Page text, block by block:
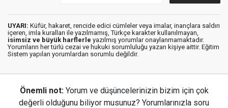
UYARI: Küfür, hakaret, rencide edici cümleler veya imalar, inançlara saldırı
içeren, imla kuralları ile yazılmamış, Türkçe karakter kullanılmayan,
isimsiz ve büyük harflerle yazılmış yorumlar onaylanmamaktadır.
Yorumların her türlü cezai ve hukuki sorumluluğu yazan kişiye aittir. Eğitim
Sistem yapılan yorumlardan sorumlu değildir.
Önemli not: Yorum ve düşüncelerinizin bizim için çok
değerli olduğunu biliyor musunuz? Yorumlarınızla soru